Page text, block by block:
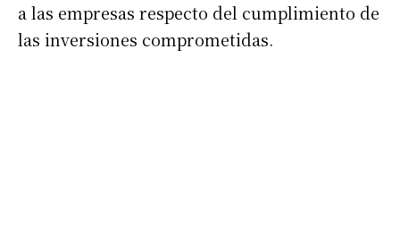
a las empresas respecto del cumplimiento de
las inversiones comprometidas.